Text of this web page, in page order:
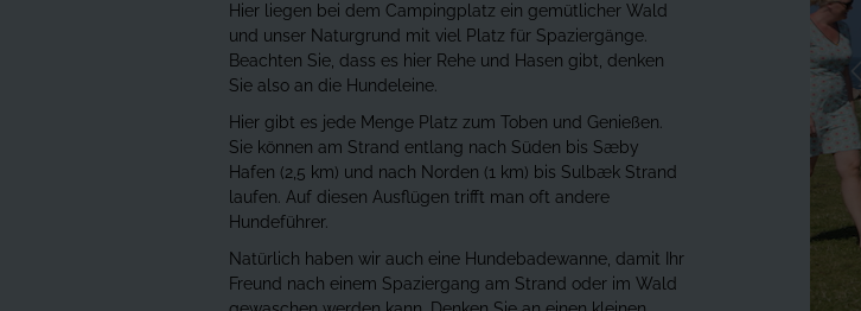
Hier liegen bei dem Campingplatz ein gemütlicher Wald
und unser Naturgrund mit viel Platz für Spaziergänge.
Beachten Sie, dass es hier Rehe und Hasen gibt, denken
Sie also an die Hundeleine.
Hier gibt es jede Menge Platz zum Toben und Genießen.
Sie können am Strand entlang nach Süden bis Sæby
Hafen (2,5 km) und nach Norden (1 km) bis Sulbæk Strand
laufen. Auf diesen Ausflügen trifft man oft andere
Hundeführer.
Natürlich haben wir auch eine Hundebadewanne, damit Ihr
Freund nach einem Spaziergang am Strand oder im Wald